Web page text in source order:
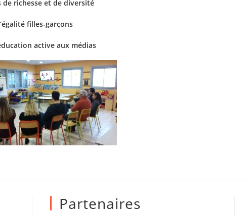
de richesse et de diversité
filles-garçons
active aux médias
Partenaires